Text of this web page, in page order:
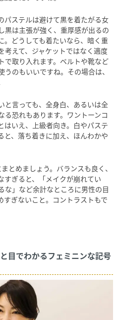
パステルは避けて黒を着たがる女
黒は主張が強く、重厚感が出るの
。どうしても着たいなら、暗く重
考えて、ジャケットではなく適度
で取り入れます。ベルトや靴など
のもいいですね。その場合は、
と言っても、全身白、あるいは全
る恐れもあります。ワントーンコ
はいえ、上級者向き。白やパステ
と、落ち着きに加え、ほんわかや
とめましょう。バランスも良く、
すぎると、「メイクが崩れてい
な」など余計なところに男性の目
すぎないこと。コントラストもで
目でわかるフェミニンな記号